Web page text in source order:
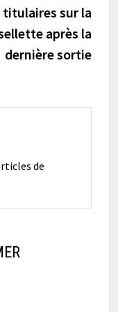
:
titulaires sur la
après la
dernière sortie
de